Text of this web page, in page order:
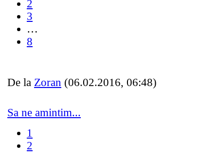
2
3
…
8
De la Zoran (06.02.2016, 06:48)
Sa ne amintim...
1
2